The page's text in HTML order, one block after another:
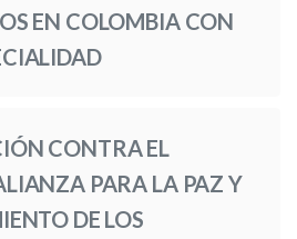
EN COLOMBIA CON
CONTRA EL
PARA LA PAZ Y
DE LOS